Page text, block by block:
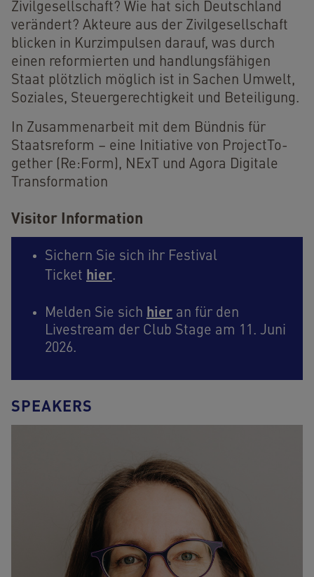
Zivilgesellschaft? Wie hat sich Deutschland
verändert? Akteure aus der Zivilgesellschaft
blicken in Kurzimpulsen darauf, was durch
einen reformierten und handlungsfähigen
Staat plötzlich möglich ist in Sachen Umwelt,
Soziales, Steuergerechtigkeit und Beteiligung.
In Zusammenarbeit mit dem Bündnis für
Staatsreform – eine Initiative von Pro­ject­To­
geth­er (Re:Form), NExT und Agora Digitale
Trans­for­ma­tion
Visitor Information
Sichern Sie sich ihr Festival
Ticket hier.
Melden Sie sich hier an für den
Livestream der Club Stage am 11. Juni
2026.
SPEAKERS